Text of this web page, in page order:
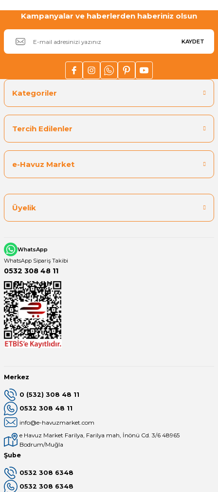
Gönder
Kampanyalar ve haberlerden haberiniz olsun
KAYDET
Kategoriler
Tercih Edilenler
e-Havuz Market
Üyelik
WhatsApp
WhatsApp Sipariş Takibi
0532 308 48 11
Merkez
0 (532) 308 48 11
0532 308 48 11
info@e-havuzmarket.com
e Havuz Market Farilya, Farilya mah, İnönü Cd. 3/6 48965
Bodrum/Muğla
Şube
0532 308 6348
0532 308 6348